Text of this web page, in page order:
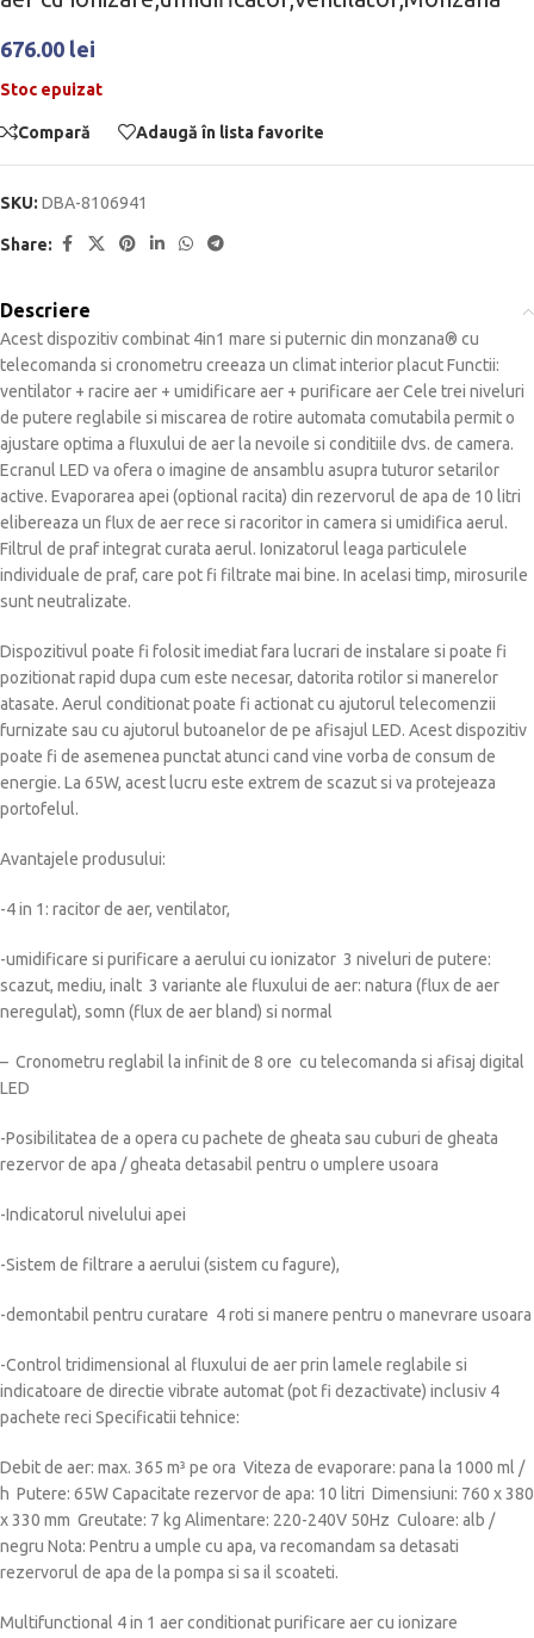
676.00 lei
Stoc epuizat
Compară Adaugă în lista favorite
SKU: DBA-8106941
Share:
Descriere
Acest dispozitiv combinat 4in1 mare si puternic din monzana® cu
telecomanda si cronometru creeaza un climat interior placut Functii:
ventilator + racire aer + umidificare aer + purificare aer Cele trei niveluri
de putere reglabile si miscarea de rotire automata comutabila permit o
ajustare optima a fluxului de aer la nevoile si conditiile dvs. de camera.
Ecranul LED va ofera o imagine de ansamblu asupra tuturor setarilor
active. Evaporarea apei (optional racita) din rezervorul de apa de 10 litri
elibereaza un flux de aer rece si racoritor in camera si umidifica aerul.
Filtrul de praf integrat curata aerul. Ionizatorul leaga particulele
individuale de praf, care pot fi filtrate mai bine. In acelasi timp, mirosurile
sunt neutralizate.
Dispozitivul poate fi folosit imediat fara lucrari de instalare si poate fi
pozitionat rapid dupa cum este necesar, datorita rotilor si manerelor
atasate. Aerul conditionat poate fi actionat cu ajutorul telecomenzii
furnizate sau cu ajutorul butoanelor de pe afisajul LED. Acest dispozitiv
poate fi de asemenea punctat atunci cand vine vorba de consum de
energie. La 65W, acest lucru este extrem de scazut si va protejeaza
portofelul.
Avantajele produsului:
-4 in 1: racitor de aer, ventilator,
-umidificare si purificare a aerului cu ionizator 3 niveluri de putere:
scazut, mediu, inalt 3 variante ale fluxului de aer: natura (flux de aer
neregulat), somn (flux de aer bland) si normal
– Cronometru reglabil la infinit de 8 ore cu telecomanda si afisaj digital
LED
-Posibilitatea de a opera cu pachete de gheata sau cuburi de gheata
rezervor de apa / gheata detasabil pentru o umplere usoara
-Indicatorul nivelului apei
-Sistem de filtrare a aerului (sistem cu fagure),
-demontabil pentru curatare 4 roti si manere pentru o manevrare usoara
-Control tridimensional al fluxului de aer prin lamele reglabile si
indicatoare de directie vibrate automat (pot fi dezactivate) inclusiv 4
pachete reci Specificatii tehnice:
Debit de aer: max. 365 m³ pe ora Viteza de evaporare: pana la 1000 ml /
h Putere: 65W Capacitate rezervor de apa: 10 litri Dimensiuni: 760 x 380
x 330 mm Greutate: 7 kg Alimentare: 220-240V 50Hz Culoare: alb /
negru Nota: Pentru a umple cu apa, va recomandam sa detasati
rezervorul de apa de la pompa si sa il scoateti.
Multifunctional 4 in 1 aer conditionat purificare aer cu ionizare